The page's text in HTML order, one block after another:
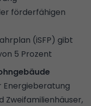
förderfähigen
(iSFP) gibt
5 Prozent
Energieberatung
Zweifamilienhäuser,